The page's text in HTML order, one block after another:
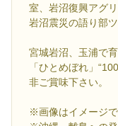
室、岩沼復興アグ
岩沼震災の語り部
宮城岩沼、玉浦で
「ひとめぼれ」
非ご賞味下さい。
※画像はイメージで